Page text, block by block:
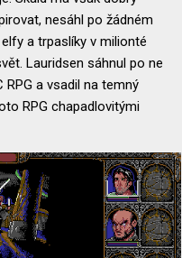
nesáhl po žádném
a trpaslíky v milionté
Lauridsen sáhnul po ne
a vsadil na temný
RPG chapadlovitými